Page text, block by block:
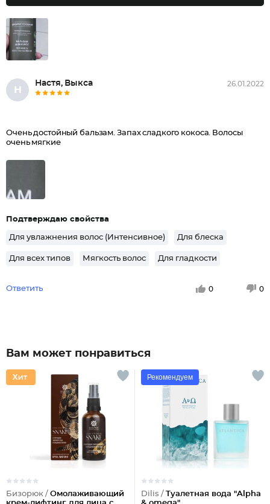
Н
Настя, Выкса 26.01.2022
Очень достойный бальзам. Запах сладкого кокоса. Волосы
очень мягкие
Подтверждаю свойства
Для увлажнения волос (Интенсивное) Для блеска
Для всех типов Мягкость волос Для гладкости
Ответить 0 0
Вам может понравиться
Бизорюк / Омолаживающий
Рекомендуем
Dilis / Туалетная вода "Alpha